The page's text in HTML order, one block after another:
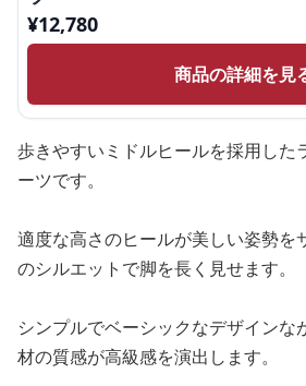
¥12,780
商品の詳細を見
歩きやすいミドルヒールを採用した
ーツです。
適度な高さのヒールが美しい姿勢を
のシルエットで脚を長く見せます。
シンプルでベーシックなデザインな
材の質感が高級感を演出します。